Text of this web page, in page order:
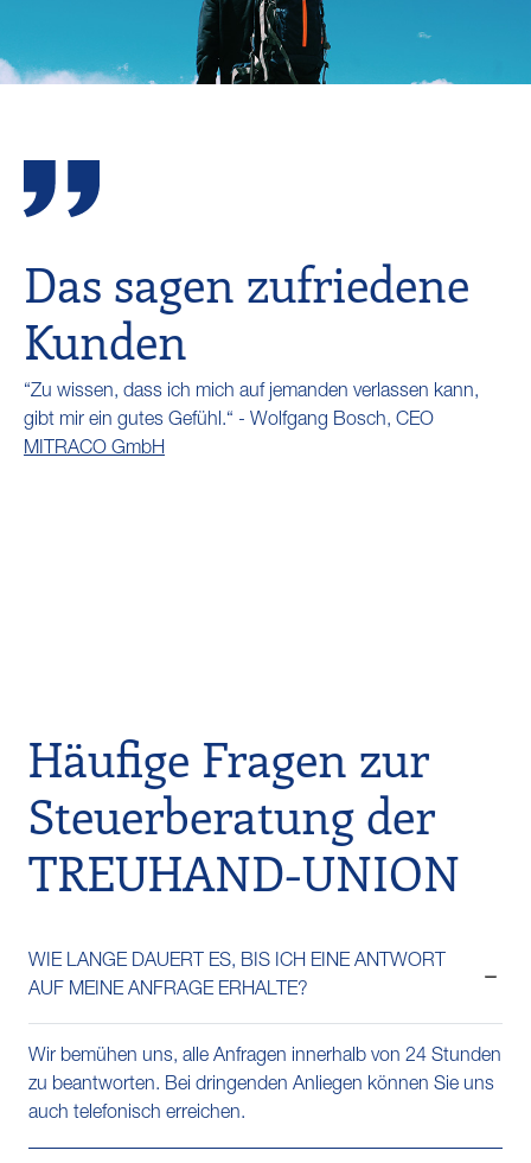
Das sagen zufriedene
Kunden
“Zu wissen, dass ich mich auf jemanden verlassen kann,
gibt mir ein gutes Gefühl.“ - Wolfgang Bosch, CEO
MITRACO GmbH
Häufige Fragen zur
Steuerberatung der
TREUHAND-UNION
WIE LANGE DAUERT ES, BIS ICH EINE ANTWORT
AUF MEINE ANFRAGE ERHALTE?
Wir bemühen uns, alle Anfragen innerhalb von 24 Stunden
zu beantworten. Bei dringenden Anliegen können Sie uns
auch telefonisch erreichen.